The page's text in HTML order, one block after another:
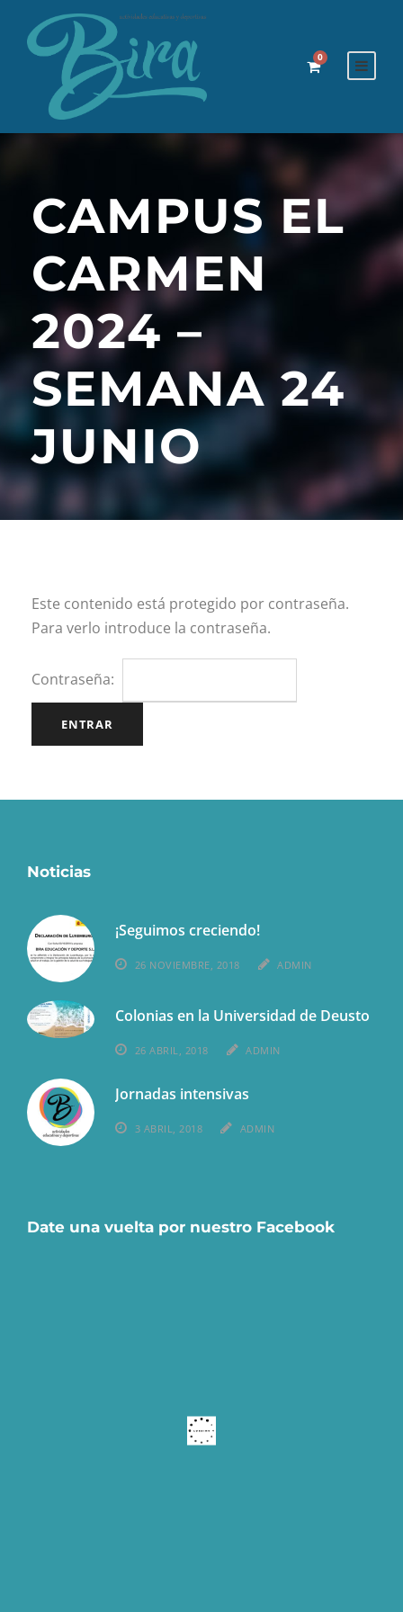
0
CAMPUS EL
CARMEN
2024 –
SEMANA 24
JUNIO
Este contenido está protegido por contraseña.
Para verlo introduce la contraseña.
Contraseña:
Noticias
¡Seguimos creciendo!
26 NOVIEMBRE, 2018 ADMIN
Colonias en la Universidad de Deusto
26 ABRIL, 2018 ADMIN
Jornadas intensivas
3 ABRIL, 2018 ADMIN
Date una vuelta por nuestro Facebook